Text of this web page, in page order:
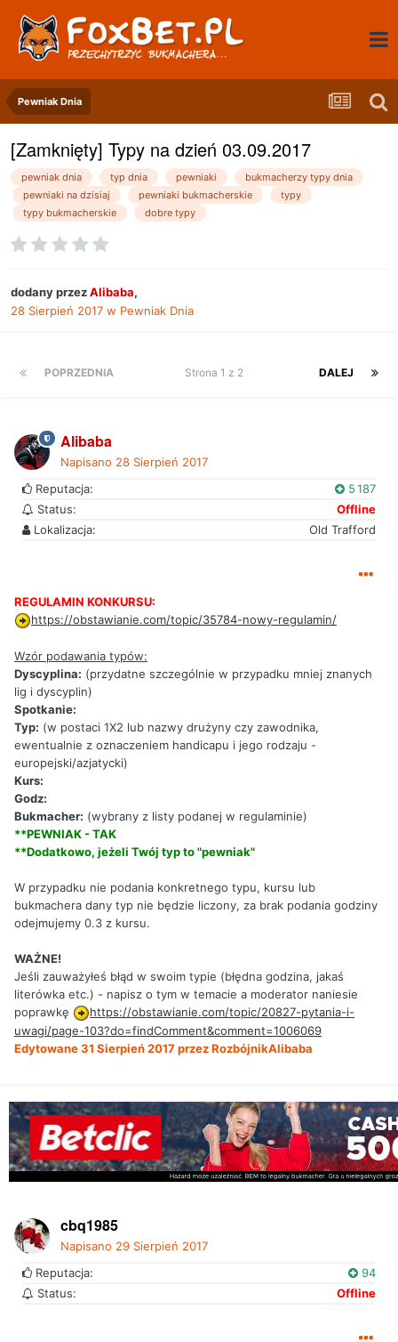
Pewniak Dnia
[Zamknięty] Typy na dzień 03.09.2017
pewniak dnia typ dnia pewniaki
bukmacherzy typy dnia
pewniaki na dzisiaj
pewniaki bukmacherskie
typy
typy bukmacherskie
dobre typy
dodany przezAlibaba,
28 Sierpień 2017 w Pewniak Dnia
POPRZEDNIA DALEJ
Strona 1 z 2
Alibaba
Napisano 28 Sierpień 2017
Reputacja:
5 187
Status:
Offline
Lokalizacja:
Old Trafford
REGULAMIN KONKURSU:
https://obstawianie.com/topic/35784-nowy-regulamin/
Wzór podawania typów:
Dyscyplina: (przydatne szczególnie w przypadku mniej znanych
lig i dyscyplin)
Spotkanie:
Typ: (w postaci 1X2 lub nazwy drużyny czy zawodnika,
ewentualnie z oznaczeniem handicapu i jego rodzaju -
europejski/azjatycki)
Kurs:
Godz:
Bukmacher: (wybrany z listy podanej w regulaminie)
**PEWNIAK - TAK
**Dodatkowo, jeżeli Twój typ to "pewniak"
W przypadku nie podania konkretnego typu, kursu lub
bukmachera dany typ nie będzie liczony, za brak podania godziny
odejmujemy 0.3 z kursu.
WAŻNE!
Jeśli zauważyłeś błąd w swoim typie (błędna godzina, jakaś
literówka etc.) - napisz o tym w temacie a moderator naniesie
poprawkę
https://obstawianie.com/topic/20827-pytania-i-
uwagi/page-103?do=findComment&comment=1006069
Edytowane31 Sierpień 2017przez RozbójnikAlibaba
cbq1985
Napisano 29 Sierpień 2017
Reputacja:
94
Status:
Offline